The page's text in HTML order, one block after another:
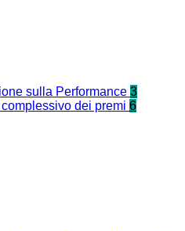
sulla Performance 3
dei premi 6